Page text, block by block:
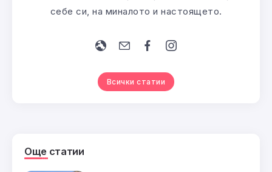
себе си, на миналото и настоящето.
Всички статии
Още статии